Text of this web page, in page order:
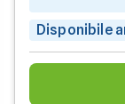
Disponibile